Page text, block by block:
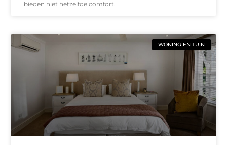
bieden niet hetzelfde comfort.
WONING EN TUIN